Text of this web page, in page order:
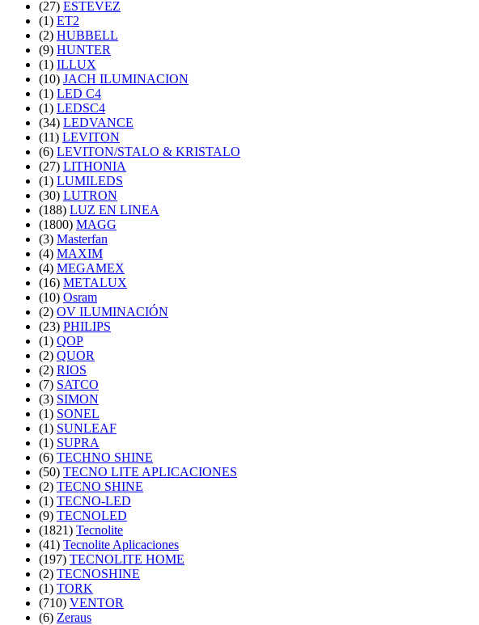
(27) ESTEVEZ
(1) ET2
(2) HUBBELL
(9) HUNTER
(1) ILLUX
(10) JACH ILUMINACION
(1) LED C4
(1) LEDSC4
(34) LEDVANCE
(11) LEVITON
(6) LEVITON/STALO & KRISTALO
(27) LITHONIA
(1) LUMILEDS
(30) LUTRON
(188) LUZ EN LINEA
(1800) MAGG
(3) Masterfan
(4) MAXIM
(4) MEGAMEX
(16) METALUX
(10) Osram
(2) OV ILUMINACIÓN
(23) PHILIPS
(1) QOP
(2) QUOR
(2) RIOS
(7) SATCO
(3) SIMON
(1) SONEL
(1) SUNLEAF
(1) SUPRA
(6) TECHNO SHINE
(50) TECNO LITE APLICACIONES
(2) TECNO SHINE
(1) TECNO-LED
(9) TECNOLED
(1821) Tecnolite
(41) Tecnolite Aplicaciones
(197) TECNOLITE HOME
(2) TECNOSHINE
(1) TORK
(710) VENTOR
(6) Zeraus